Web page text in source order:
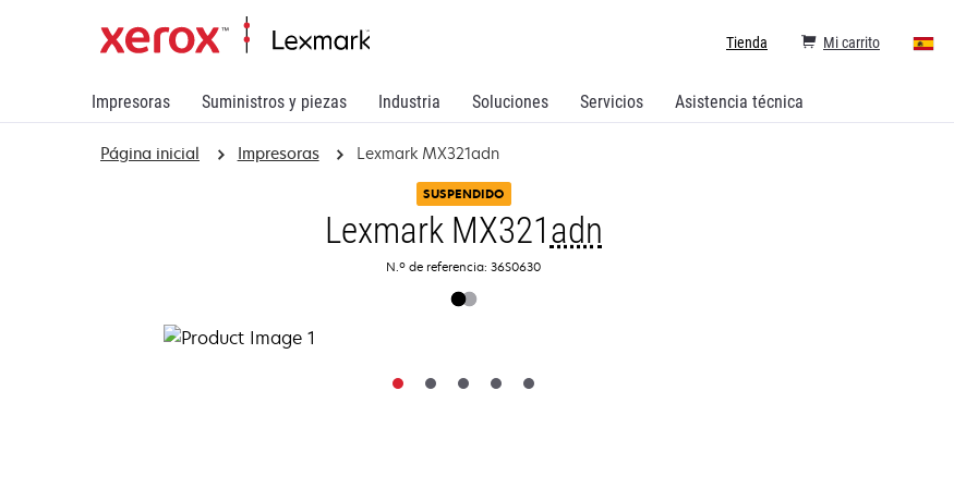
Impresoras Suministros y piezas Industria Soluciones Servicios Asistencia técnica
Tienda Mi carrito
Página inicial Impresoras Lexmark MX321adn
SUSPENDIDO
Lexmark MX321adn
N.º de referencia: 36S0630